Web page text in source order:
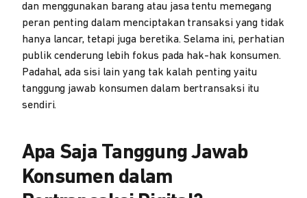
dan menggunakan barang atau jasa tentu memegang
peran penting dalam menciptakan transaksi yang tidak
hanya lancar, tetapi juga beretika. Selama ini, perhatian
publik cenderung lebih fokus pada hak-hak konsumen.
Padahal, ada sisi lain yang tak kalah penting yaitu
tanggung jawab konsumen dalam bertransaksi itu
sendiri.
Apa Saja Tanggung Jawab
Konsumen dalam